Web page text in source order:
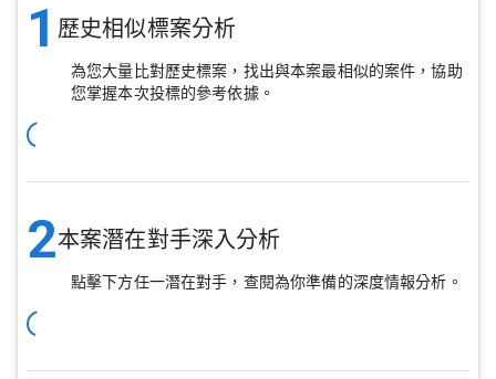
1 歷史相似標案分析
為您大量比對歷史標案，找出與本案最相似的案件，協助
您掌握本次投標的參考依據。
2本案潛在對手深入分析
點擊下方任一潛在對手，查閱為你準備的深度情報分析。